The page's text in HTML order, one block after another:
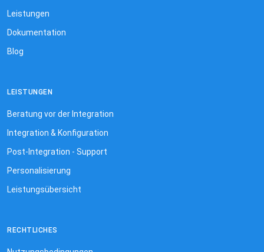
Leistungen
Dokumentation
Blog
LEISTUNGEN
Beratung vor der Integration
Integration & Konfiguration
Post-Integration - Support
Personalisierung
Leistungsübersicht
RECHTLICHES